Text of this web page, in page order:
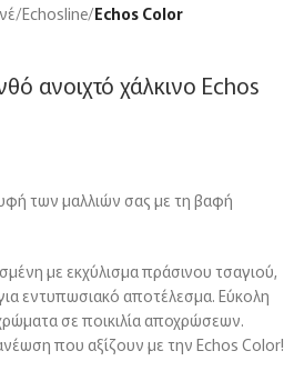
Echosline Echos Color
ανοιχτό χάλκινο Echos
των μαλλιών σας με τη βαφή
με εκχύλισμα πράσινου τσαγιού,
εντυπωσιακό αποτέλεσμα. Εύκολη
σε ποικιλία αποχρώσεων.
που αξίζουν με την Echos Color!